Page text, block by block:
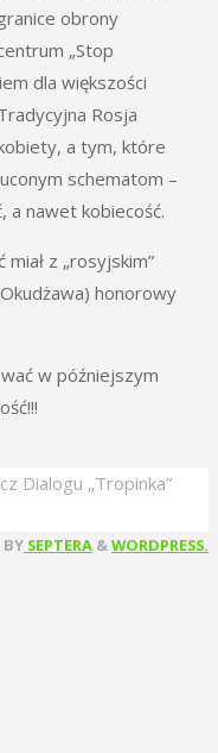
obrony
„Stop
dla większości
Rosja
a tym, które
schematom –
a nawet kobiecość.
z „rosyjskim”
honorowy
w późniejszym
Dialogu „Tropinka”
BY SEPTERA &WORDPRESS.